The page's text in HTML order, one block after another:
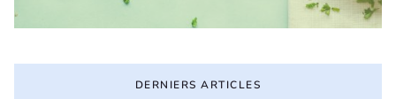
DERNIERS ARTICLES